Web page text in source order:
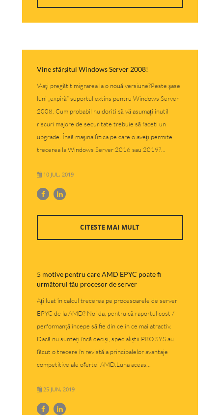
Vine sfârşitul Windows Server 2008!
V-aţi pregătit migrarea la o nouă versiune?Peste şase
luni „expiră“ suportul extins pentru Windows Server
2008. Cum probabil nu doriti să vă asumați inutil
riscuri majore de securitate trebuie să faceti un
upgrade. Însă maşina fizica pe care o aveţi permite
trecerea la Windows Server 2016 sau 2019?...
10 JUL, 2019
CITESTE MAI MULT
5 motive pentru care AMD EPYC poate fi
următorul tău procesor de server
Ați luat în calcul trecerea pe procesoarele de server
EPYC de la AMD? Noi da, pentru că raportul cost /
performanță începe să fie din ce în ce mai atractiv.
Dacă nu sunteți încă deciși, specialiștii PRO SYS au
făcut o trecere în revistă a principalelor avantaje
competitive ale ofertei AMD.Luna aceas...
25 JUN, 2019